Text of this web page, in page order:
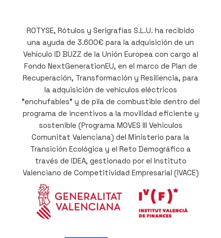
ROTYSE, Rótulos y Serigrafías S.L.U. ha recibido
una ayuda de 3.600€ para la adquisición de un
Vehículo ID BUZZ de la Unión Europea con cargo al
Fondo NextGenerationEU, en el marco de Plan de
Recuperación, Transformación y Resiliencia, para
la adquisición de vehículos eléctricos
"enchufables" y de pila de combustible dentro del
programa de incentivos a la movilidad eficiente y
sostenible (Programa MOVES III Vehiculos
Comunitat Valenciana) del Ministerio para la
Transición Ecológica y el Reto Demográfico a
través de IDEA, gestionado por el Instituto
Valenciano de Competitividad Empresarial (IVACE)